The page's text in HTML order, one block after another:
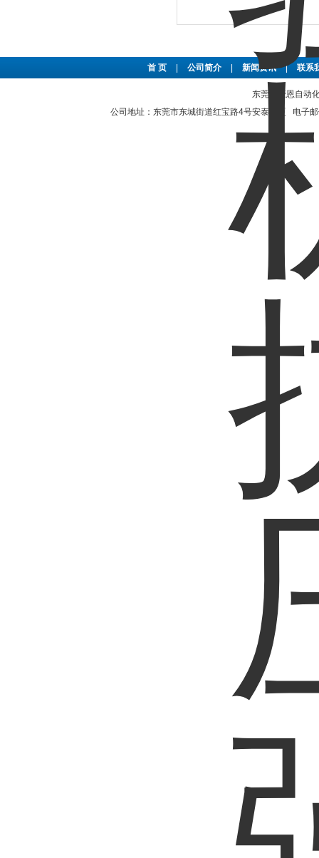
首 页 公司简介 新闻资讯 | 联系
东莞市豪恩自动
公司地址：东莞市东城街道红宝路4号安泰大厦 电子